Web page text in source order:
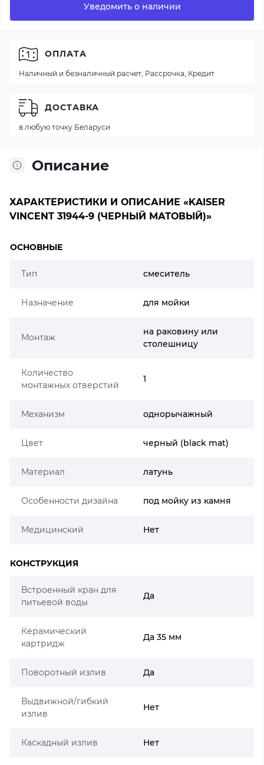
Уведомить о наличии
Описание
ХАРАКТЕРИСТИКИ И ОПИСАНИЕ «KAISER
VINCENT 31944-9 (ЧЕРНЫЙ МАТОВЫЙ)»
ОСНОВНЫЕ
Тип смеситель
Назначение для мойки
Монтаж
на раковину или
столешницу
Количество
монтажных отверстий
1
Механизм однорычажный
Цвет черный (black mat)
Материал латунь
Особенности дизайна под мойку из камня
Медицинский Нет
КОНСТРУКЦИЯ
Встроенный кран для
питьевой воды
Да
Керамический
картридж
Да 35 мм
Поворотный излив Да
Выдвижной/гибкий
излив
Нет
Каскадный излив Нет
ОПЛАТА
Наличный и безналичный расчет, Рассрочка, Кредит
ДОСТАВКА
в любую точку Беларуси